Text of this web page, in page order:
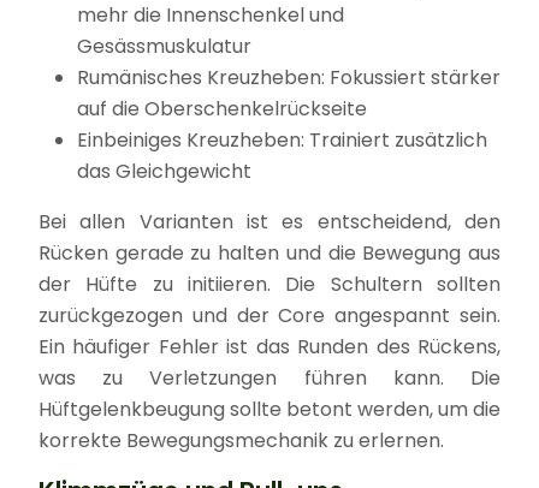
mehr die Innenschenkel und
Gesässmuskulatur
Rumänisches Kreuzheben: Fokussiert stärker
auf die Oberschenkelrückseite
Einbeiniges Kreuzheben: Trainiert zusätzlich
das Gleichgewicht
Bei allen Varianten ist es entscheidend, den
Rücken gerade zu halten und die Bewegung aus
der Hüfte zu initiieren. Die Schultern sollten
zurückgezogen und der Core angespannt sein.
Ein häufiger Fehler ist das Runden des Rückens,
was zu Verletzungen führen kann. Die
Hüftgelenkbeugung sollte betont werden, um die
korrekte Bewegungsmechanik zu erlernen.